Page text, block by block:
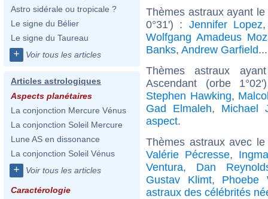
Astro sidérale ou tropicale ?
Le signe du Bélier
Le signe du Taureau
+ Voir tous les articles
Articles astrologiques
Aspects planétaires
La conjonction Mercure Vénus
La conjonction Soleil Mercure
Lune AS en dissonance
La conjonction Soleil Vénus
+ Voir tous les articles
Caractérologie
Thèmes astraux ayant
0°31') : Jennifer Lopez
Wolfgang Amadeus
Banks, Andrew Garfield
Thèmes astraux
Ascendant (orbe
Stephen Hawking,
Gad Elmaleh, Michael
aspect.
Thèmes astraux avec
Valérie Pécresse,
Ventura, Dan
Gustav Klimt, Phoebe
astraux des célébrités